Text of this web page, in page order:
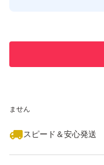
ません
スピード＆安心発送